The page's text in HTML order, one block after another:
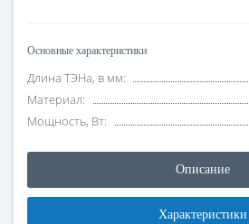
Основные характеристики
Длина ТЭНа, в мм:
Материал:
Мощность, Вт:
Описание
Характеристики